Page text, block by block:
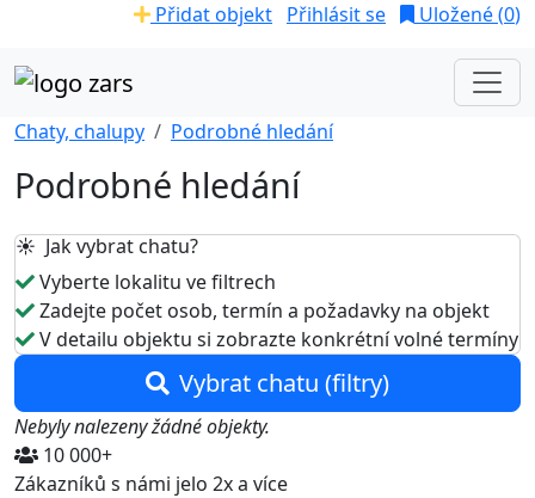
Přidat objekt Přihlásit se Uložené (0)
Chaty, chalupy Podrobné hledání
Podrobné hledání
☀️ Jak vybrat chatu?
Vyberte lokalitu ve filtrech
Zadejte počet osob, termín a požadavky na objekt
V detailu objektu si zobrazte konkrétní volné termíny
Vybrat chatu (filtry)
Nebyly nalezeny žádné objekty.
10 000+
Zákazníků s námi jelo 2x a více